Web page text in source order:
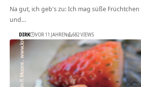
Na gut, ich geb's zu: Ich mag süße
und…
DIRK VOR 11 JAHREN 682 VIEWS